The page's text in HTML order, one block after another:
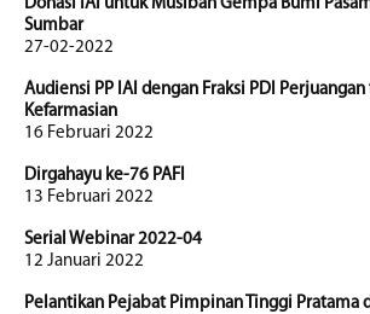
Donasi IAI untuk Musibah Gempa Bumi
Sumbar
27-02-2022
Audiensi PP IAI dengan Fraksi PDI
Kefarmasian
16 Februari 2022
Dirgahayu ke-76 PAFI
13 Februari 2022
Serial Webinar 2022-04
12 Januari 2022
Pelantikan Pejabat Pimpinan Tinggi Pratama